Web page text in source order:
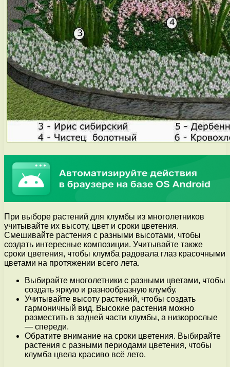
При выборе растений для клумбы из многолетников
учитывайте их высоту, цвет и сроки цветения.
Смешивайте растения с разными высотами, чтобы
создать интересные композиции. Учитывайте также
сроки цветения, чтобы клумба радовала глаз красочными
цветами на протяжении всего лета.
Выбирайте многолетники с разными цветами, чтобы
создать яркую и разнообразную клумбу.
Учитывайте высоту растений, чтобы создать
гармоничный вид. Высокие растения можно
разместить в задней части клумбы, а низкорослые
— спереди.
Обратите внимание на сроки цветения. Выбирайте
растения с разными периодами цветения, чтобы
клумба цвела красиво всё лето.